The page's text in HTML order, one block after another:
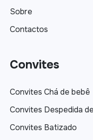
Sobre
Contactos
Convites
Convites Chá de bebê
Convites Despedida
Convites Batizado